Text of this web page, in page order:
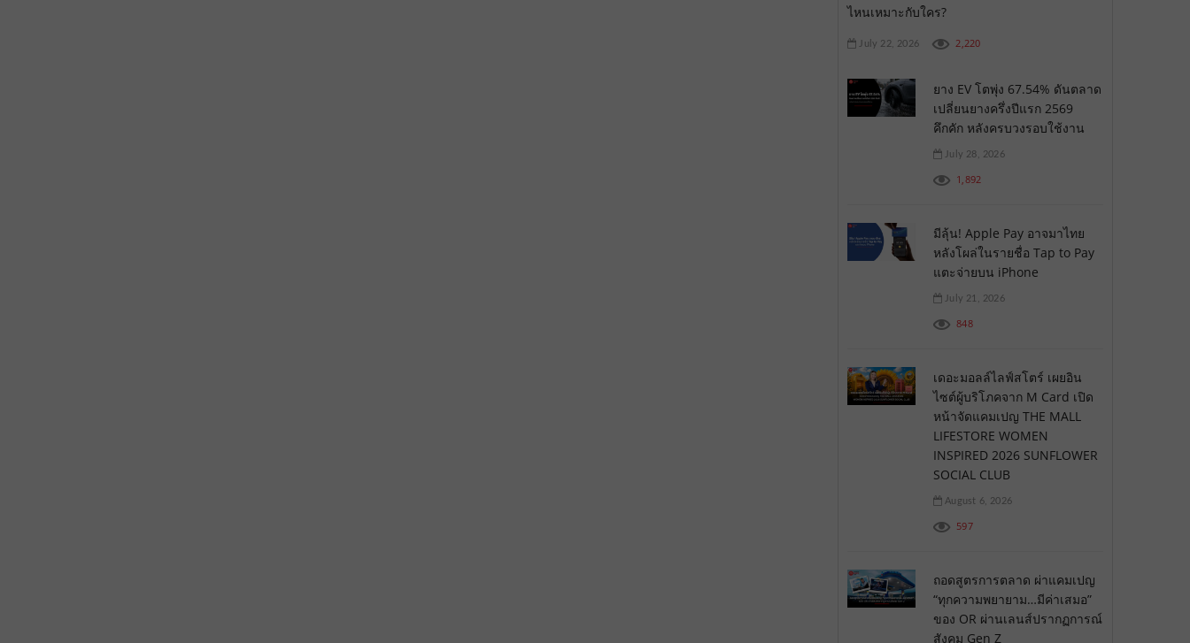
ไหนเหมาะกับใคร?
July 22, 2026 2,220
ยาง EV โตพุ่ง 67.54% ดันตลาด
เปลี่ยนยางครึ่งปีแรก 2569
คึกคัก หลังครบวงรอบใช้งาน
July 28, 2026
1,892
มีลุ้น! Apple Pay อาจมาไทย
หลังโผล่ในรายชื่อ Tap to Pay
แตะจ่ายบน iPhone
July 21, 2026
848
เดอะมอลล์ไลฟ์สโตร์ เผยอิน
ไซต์ผู้บริโภคจาก M Card เปิด
หน้าจัดแคมเปญ THE MALL
LIFESTORE WOMEN
INSPIRED 2026 SUNFLOWER
SOCIAL CLUB
August 6, 2026
597
ถอดสูตรการตลาด ผ่าแคมเปญ
“ทุกความพยายาม…มีค่าเสมอ”
ของ OR ผ่านเลนส์ปรากฏการณ์
สังคม Gen Z